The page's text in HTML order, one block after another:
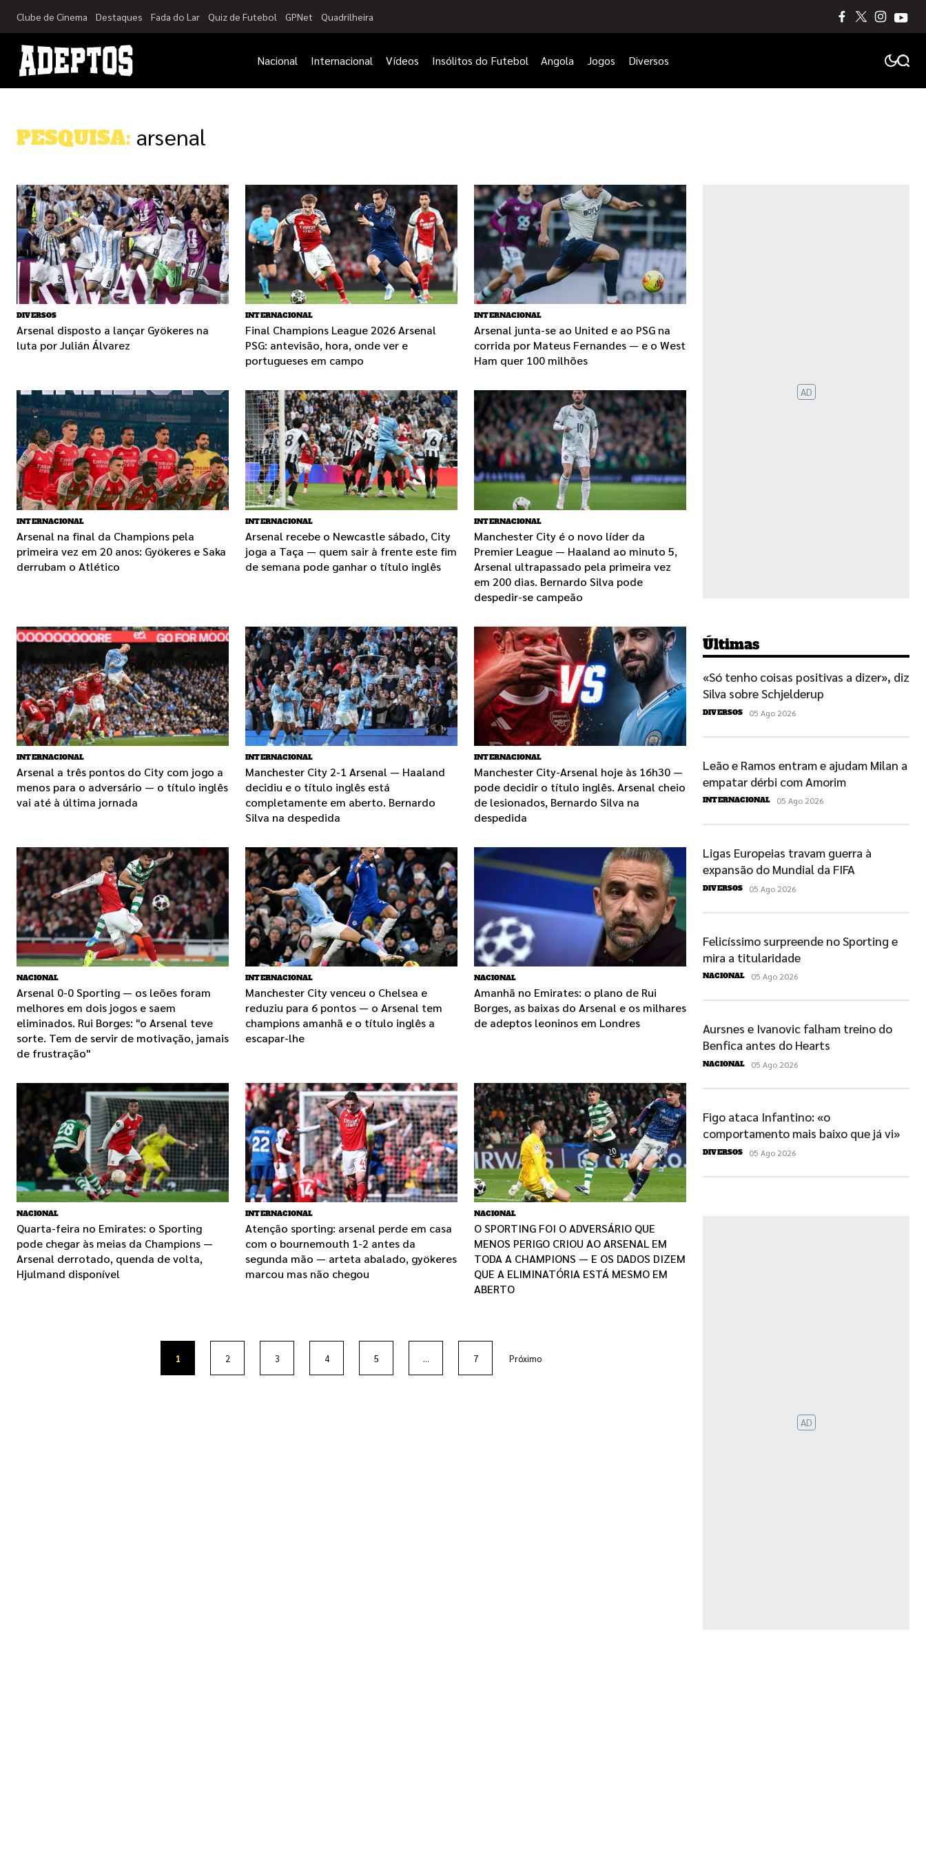
Clube de Cinema Destaques Fada do Lar Quiz de Futebol GPNet Quadrilheira
Nacional Internacional Vídeos Insólitos do Futebol Angola Jogos Diversos
PESQUISA: arsenal
DIVERSOS
Arsenal disposto a lançar Gyökeres na
luta por Julián Álvarez
INTERNACIONAL
Final Champions League 2026 Arsenal
PSG: antevisão, hora, onde ver e
portugueses em campo
INTERNACIONAL
Arsenal junta-se ao United e ao PSG na
corrida por Mateus Fernandes — e o West
Ham quer 100 milhões
INTERNACIONAL
Arsenal na final da Champions pela
primeira vez em 20 anos: Gyökeres e Saka
derrubam o Atlético
INTERNACIONAL
Arsenal recebe o Newcastle sábado, City
joga a Taça — quem sair à frente este fim
de semana pode ganhar o título inglês
INTERNACIONAL
Manchester City é o novo líder da
Premier League — Haaland ao minuto 5,
Arsenal ultrapassado pela primeira vez
em 200 dias. Bernardo Silva pode
despedir-se campeão
INTERNACIONAL
Arsenal a três pontos do City com jogo a
menos para o adversário — o título inglês
vai até à última jornada
INTERNACIONAL
Manchester City 2-1 Arsenal — Haaland
decidiu e o título inglês está
completamente em aberto. Bernardo
Silva na despedida
INTERNACIONAL
Manchester City-Arsenal hoje às 16h30 —
pode decidir o título inglês. Arsenal cheio
de lesionados, Bernardo Silva na
despedida
NACIONAL
Arsenal 0-0 Sporting — os leões foram
melhores em dois jogos e saem
eliminados. Rui Borges: "o Arsenal teve
sorte. Tem de servir de motivação, jamais
de frustração"
INTERNACIONAL
Manchester City venceu o Chelsea e
reduziu para 6 pontos — o Arsenal tem
champions amanhã e o título inglês a
escapar-lhe
NACIONAL
Amanhã no Emirates: o plano de Rui
Borges, as baixas do Arsenal e os milhares
de adeptos leoninos em Londres
NACIONAL
Quarta-feira no Emirates: o Sporting
pode chegar às meias da Champions —
Arsenal derrotado, quenda de volta,
Hjulmand disponível
INTERNACIONAL
Atenção sporting: arsenal perde em casa
com o bournemouth 1-2 antes da
segunda mão — arteta abalado, gyökeres
marcou mas não chegou
NACIONAL
O SPORTING FOI O ADVERSÁRIO QUE
MENOS PERIGO CRIOU AO ARSENAL EM
TODA A CHAMPIONS — E OS DADOS DIZEM
QUE A ELIMINATÓRIA ESTÁ MESMO EM
ABERTO
1 2 3 4 5 ... 7 Próximo
AD
Últimas
«Só tenho coisas positivas a dizer», diz
Silva sobre Schjelderup
DIVERSOS 05 Ago 2026
Leão e Ramos entram e ajudam Milan a
empatar dérbi com Amorim
INTERNACIONAL 05 Ago 2026
Ligas Europeias travam guerra à
expansão do Mundial da FIFA
DIVERSOS 05 Ago 2026
Felicíssimo surpreende no Sporting e
mira a titularidade
NACIONAL 05 Ago 2026
Aursnes e Ivanovic falham treino do
Benfica antes do Hearts
NACIONAL 05 Ago 2026
Figo ataca Infantino: «o
comportamento mais baixo que já vi»
DIVERSOS 05 Ago 2026
AD